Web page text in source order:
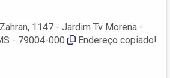
1147 - Jardim Tv Morena -
- 79004-000
Endereço copiado!